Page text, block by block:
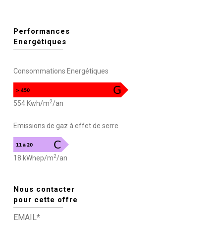
Performances
Energétiques
Consommations Energétiques
554 Kwh/m2/an
Emissions de gaz à effet de serre
18 kWhep/m2/an
Nous contacter
pour cette offre
EMAIL*